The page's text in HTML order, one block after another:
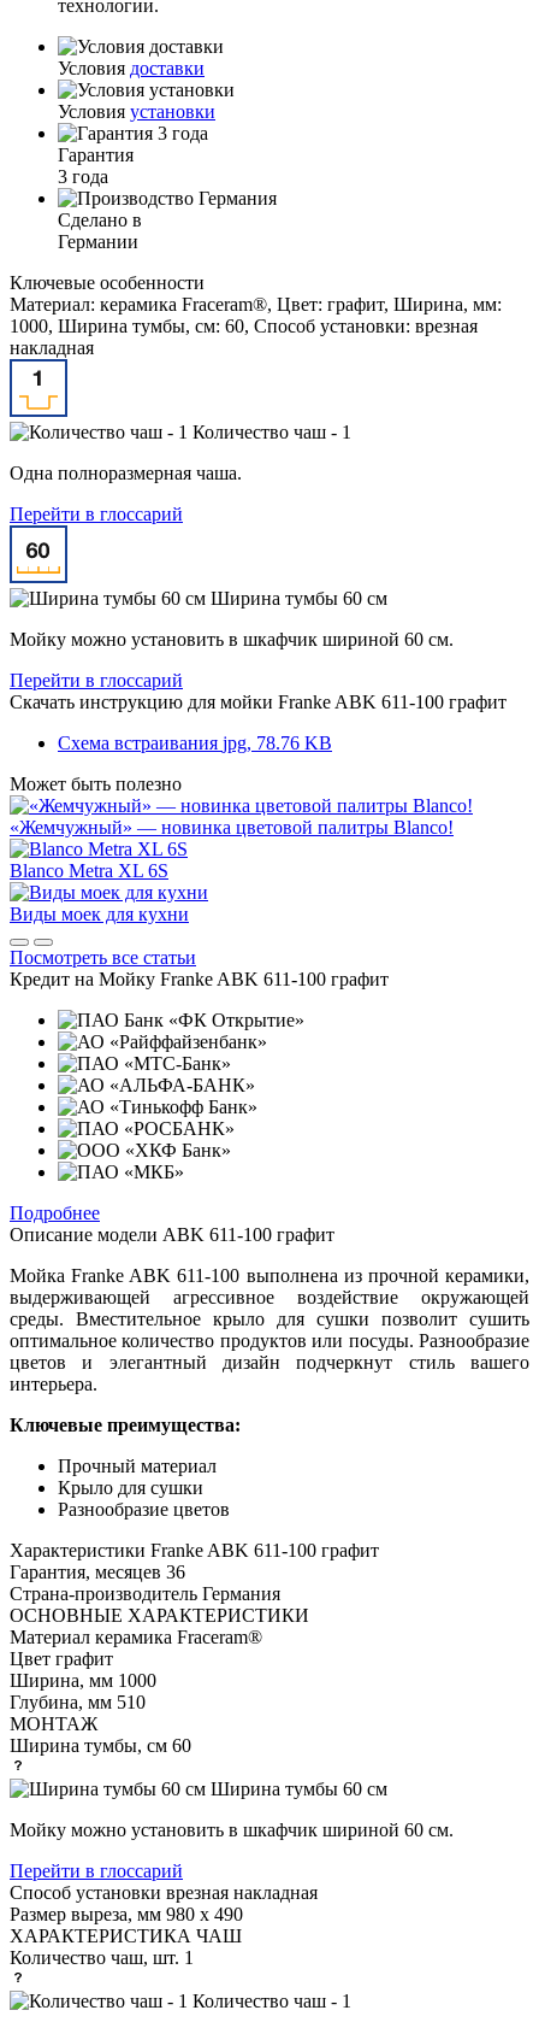
технологии.
Условия доставки
Условия установки
Гарантия
3 года
Сделано в
Германии
Ключевые особенности
Материал: керамика Fraceram®, Цвет: графит, Ширина, мм:
1000, Ширина тумбы, см: 60, Способ установки: врезная
накладная
Количество чаш - 1
Одна полноразмерная чаша.
Перейти в глоссарий
Ширина тумбы 60 см
Мойку можно установить в шкафчик шириной 60 см.
Перейти в глоссарий
Скачать инструкцию для мойки Franke ABK 611-100 графит
Схема встраивания jpg, 78.76 KB
Может быть полезно
«Жемчужный» — новинка цветовой палитры Blanco!
Blanco Metra XL 6S
Виды моек для кухни
Посмотреть все статьи
Кредит на Мойку Franke ABK 611-100 графит
Подробнее
Описание модели ABK 611-100 графит
Мойка Franke ABK 611-100 выполнена из прочной керамики,
выдерживающей агрессивное воздействие окружающей
среды. Вместительное крыло для сушки позволит сушить
оптимальное количество продуктов или посуды. Разнообразие
цветов и элегантный дизайн подчеркнут стиль вашего
интерьера.
Ключевые преимущества:
Прочный материал
Крыло для сушки
Разнообразие цветов
Характеристики Franke ABK 611-100 графит
Гарантия, месяцев 36
Страна-производитель Германия
ОСНОВНЫЕ ХАРАКТЕРИСТИКИ
Материал керамика Fraceram®
Цвет графит
Ширина, мм 1000
Глубина, мм 510
МОНТАЖ
Ширина тумбы, см 60
Ширина тумбы 60 см
Мойку можно установить в шкафчик шириной 60 см.
Перейти в глоссарий
Способ установки врезная накладная
Размер выреза, мм 980 х 490
ХАРАКТЕРИСТИКА ЧАШ
Количество чаш, шт. 1
Количество чаш - 1